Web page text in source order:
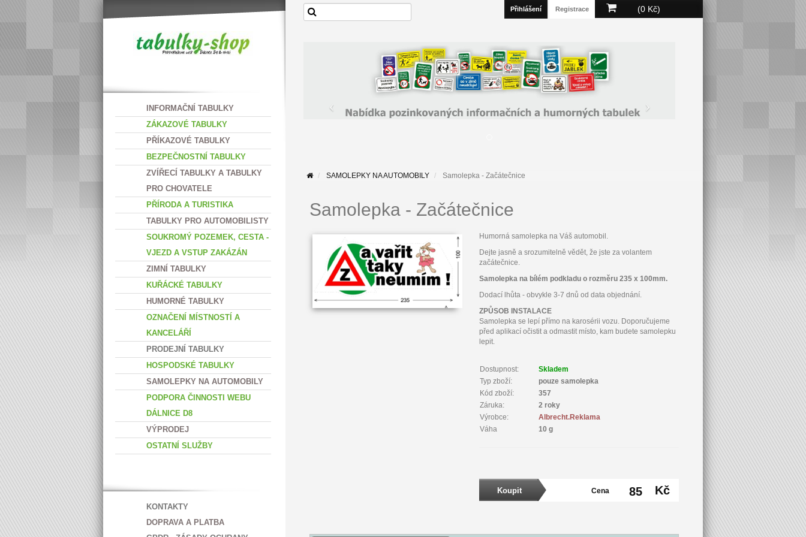
INFORMAČNÍ TABULKY
ZÁKAZOVÉ TABULKY
PŘÍKAZOVÉ TABULKY
BEZPEČNOSTNÍ TABULKY
ZVÍŘECÍ TABULKY A TABULKY
PRO CHOVATELE
PŘÍRODA A TURISTIKA
TABULKY PRO AUTOMOBILISTY
SOUKROMÝ POZEMEK, CESTA -
VJEZD A VSTUP ZAKÁZÁN
ZIMNÍ TABULKY
KUŘÁCKÉ TABULKY
HUMORNÉ TABULKY
OZNAČENÍ MÍSTNOSTÍ A
KANCELÁŘÍ
PRODEJNÍ TABULKY
HOSPODSKÉ TABULKY
SAMOLEPKY NA AUTOMOBILY
PODPORA ČINNOSTI WEBU
DÁLNICE D8
VÝPRODEJ
OSTATNÍ SLUŽBY
KONTAKTY
DOPRAVA A PLATBA
Přihlášení Registrace (0 Kč)
SAMOLEPKY NA AUTOMOBILY Samolepka - Začátečnice
Samolepka - Začátečnice
Humorná samolepka na Váš automobil.
Dejte jasně a srozumitelně vědět, že jste za volantem
začátečnice.
Samolepka na bílém podkladu o rozměru 235 x 100mm.
Dodací lhůta - obvykle 3-7 dnů od data objednání.
ZPŮSOB INSTALACE
Samolepka se lepí přímo na karosérii vozu. Doporučujeme
před aplikací očistit a odmastit místo, kam budete samolepku
lepit.
Dostupnost:
Skladem
Typ zboží:
pouze samolepka
Kód zboží:
357
Záruka:
2 roky
Výrobce:
Albrecht.Reklama
Váha
10 g
Cena 85 Kč